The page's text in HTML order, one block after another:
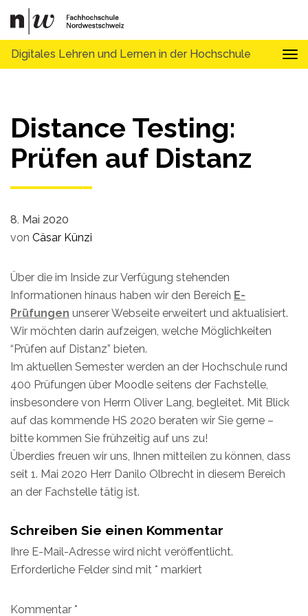
Digitales Lehren und Lernen in der Hochschule
Distance Testing:
Prüfen auf Distanz
8. Mai 2020
von Cäsar Künzi
Über die im Inside zur Verfügung stehenden
Informationen hinaus haben wir den Bereich E-
Prüfungen unserer Webseite erweitert und aktualisiert.
Wir möchten darin aufzeigen, welche Möglichkeiten
“Prüfen auf Distanz” bieten.
Im aktuellen Semester werden an der Hochschule rund
400 Prüfungen über Moodle seitens der Fachstelle,
insbesondere von Herrn Oliver Lang, begleitet. Mit Blick
auf das kommende HS 2020 beraten wir Sie gerne –
bitte kommen Sie frühzeitig auf uns zu!
Überdies freuen wir uns, Ihnen mitteilen zu können, dass
seit 1. Mai 2020 Herr Danilo Olbrecht in diesem Bereich
an der Fachstelle tätig ist.
Schreiben Sie einen Kommentar
Ihre E-Mail-Adresse wird nicht veröffentlicht.
Erforderliche Felder sind mit * markiert
Kommentar *